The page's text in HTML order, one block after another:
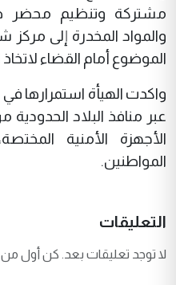
مشتركة وتنظيم محضر
والمواد المخدرة إلى
الموضوع أمام القضاء لاتخاذ
واكدت الهيأة استمرارها
عبر منافذ البلاد
الأجهزة الأمنية
المواطنين.
التعليقات
لا توجد تعليقات بعد. كن أول